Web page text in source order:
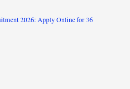
2026: Apply Online for 36